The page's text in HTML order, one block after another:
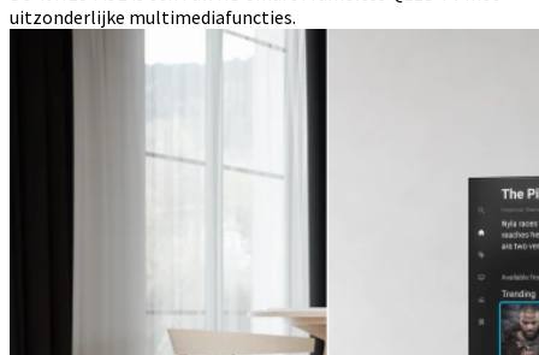
uitzonderlijke multimediafuncties.